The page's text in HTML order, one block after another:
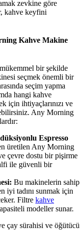
zevkine göre
kahve keyfini
Kahve Makine
bir şekilde
seçmek önemli bir
seçim yapma
hangi kahve
için ihtiyaçlarınızı ve
Any Morning
Espresso
üretilen Any Morning
çevre dostu bir pişirme
ile güvenli bir
Bu makinelerin sahip
iyi tadını sunmak için
Filtre kahve
modeller sunar.
çay sürahisi ve öğütücü